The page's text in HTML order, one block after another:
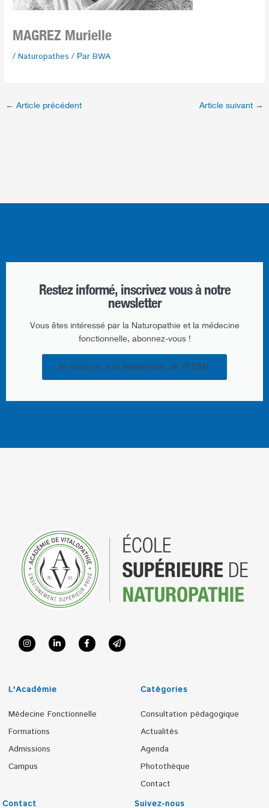
MAGREZ Murielle
/Naturopathes / ParBWA
← Article précédent Article suivant →
Restez informé, inscrivez vous à notre
newsletter​
Vous êtes intéressé par la Naturopathie et la médecine
fonctionnelle, abonnez-vous !
Je m'inscris à la Newsletter de l'EDMF
L'Académie
Médecine Fonctionnelle
Formations
Admissions
Campus
Catégories
Consultation pédagogique
Actualités
Agenda
Photothèque
Contact
Contact
Suivez-nous